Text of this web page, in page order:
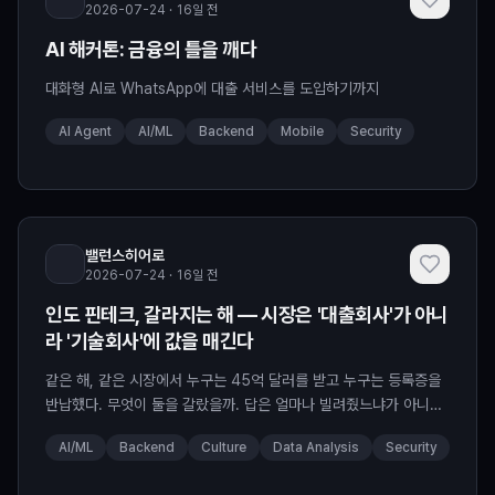
2026-07-24 · 16일 전
AI 해커톤: 금융의 틀을 깨다
대화형 AI로 WhatsApp에 대출 서비스를 도입하기까지
AI Agent AI/ML Backend Mobile Security
밸런스히어로
2026-07-24 · 16일 전
인도 핀테크, 갈라지는 해 — 시장은 '대출회사'가 아니
라 '기술회사'에 값을 매긴다
같은 해, 같은 시장에서 누구는 45억 달러를 받고 누구는 등록증을
반납했다. 무엇이 둘을 갈랐을까. 답은 얼마나 빌려줬느냐가 아니라,
가 아니라 데이터와 AI 위에 서 있다.
AI/ML Backend Culture Data Analysis Security